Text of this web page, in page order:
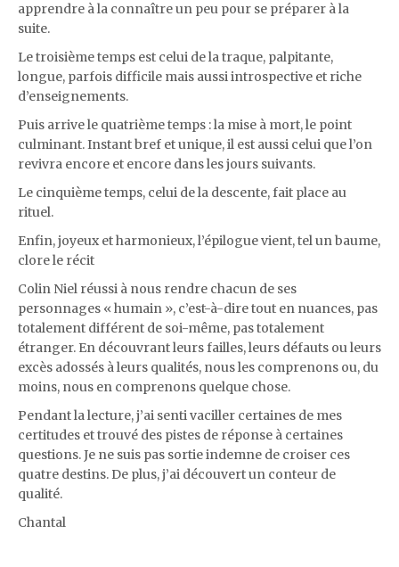
apprendre à la connaître un peu pour se préparer à la
suite.
Le troisième temps est celui de la traque, palpitante,
longue, parfois difficile mais aussi introspective et riche
d’enseignements.
Puis arrive le quatrième temps : la mise à mort, le point
culminant. Instant bref et unique, il est aussi celui que l’on
revivra encore et encore dans les jours suivants.
Le cinquième temps, celui de la descente, fait place au
rituel.
Enfin, joyeux et harmonieux, l’épilogue vient, tel un baume,
clore le récit
Colin Niel réussi à nous rendre chacun de ses
personnages « humain », c’est-à-dire tout en nuances, pas
totalement différent de soi-même, pas totalement
étranger. En découvrant leurs failles, leurs défauts ou leurs
excès adossés à leurs qualités, nous les comprenons ou, du
moins, nous en comprenons quelque chose.
Pendant la lecture, j’ai senti vaciller certaines de mes
certitudes et trouvé des pistes de réponse à certaines
questions. Je ne suis pas sortie indemne de croiser ces
quatre destins. De plus, j’ai découvert un conteur de
qualité.
Chantal